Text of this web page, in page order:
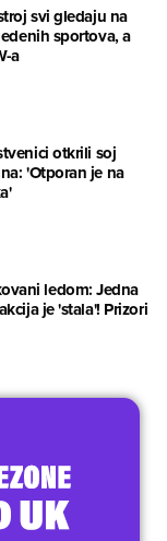
svi gledaju na
sportova, a
a
otkrili soj
'Otporan je na
ledom: Jedna
je 'stala'! Prizori